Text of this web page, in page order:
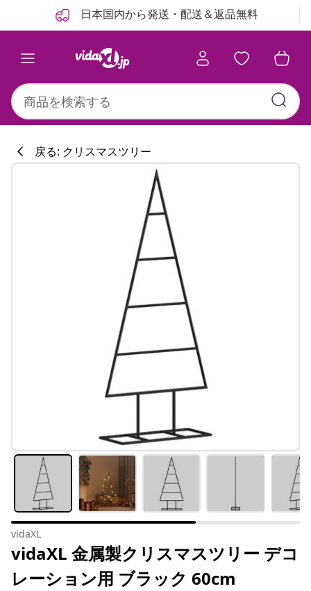
日本国内から発送・配送＆返品無料
戻る: クリスマスツリー
vidaXL
vidaXL 金属製クリスマスツリー デコ
レーション用 ブラック 60cm